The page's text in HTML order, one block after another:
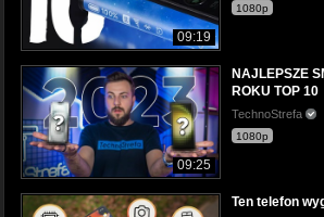
09:19
1080p
09:25
NAJLEPSZE
ROKU TOP 10
TechnoStrefa
1080p
Ten telefon